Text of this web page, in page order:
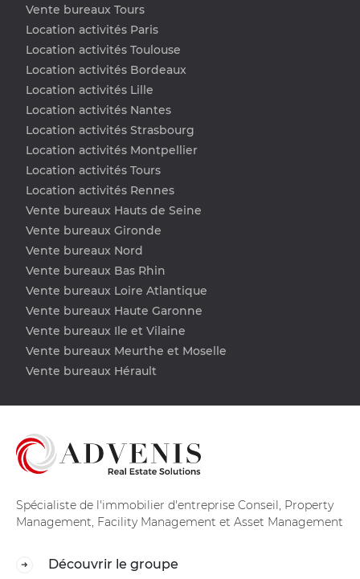
Vente bureaux Tours
Location activités Paris
Location activités Toulouse
Location activités Bordeaux
Location activités Lille
Location activités Nantes
Location activités Strasbourg
Location activités Montpellier
Location activités Tours
Location activités Rennes
Vente bureaux Hauts de Seine
Vente bureaux Gironde
Vente bureaux Nord
Vente bureaux Bas Rhin
Vente bureaux Loire Atlantique
Vente bureaux Haute Garonne
Vente bureaux Ile et Vilaine
Vente bureaux Meurthe et Moselle
Vente bureaux Hérault
Spécialiste de l'immobilier d'entreprise Conseil, Property
Management, Facility Management et Asset Management
Découvrir le groupe